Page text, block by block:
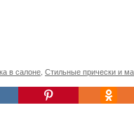
в салоне Стильные прически и